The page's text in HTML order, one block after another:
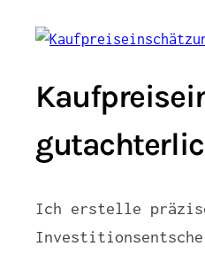
Ich erstelle